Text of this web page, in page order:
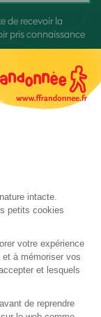
de recevoir la
pris connaissance
intacte.
petits cookies
votre expérience
à mémoriser vos
et lesquels
de reprendre